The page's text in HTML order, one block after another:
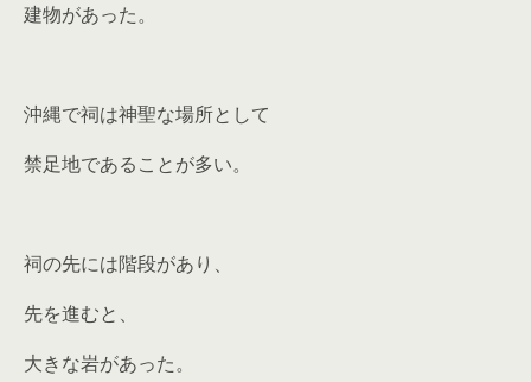
建物があった。
沖縄で祠は神聖な場所として
禁足地であることが多い。
祠の先には階段があり、
先を進むと、
大きな岩があった。